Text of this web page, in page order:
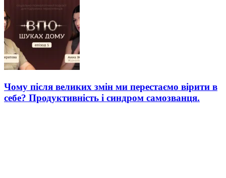
Чому після великих змін ми перестаємо вірити в
себе? Продуктивність і синдром самозванця.